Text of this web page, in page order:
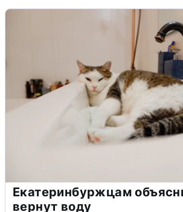
Екатеринбуржцам
вернут воду